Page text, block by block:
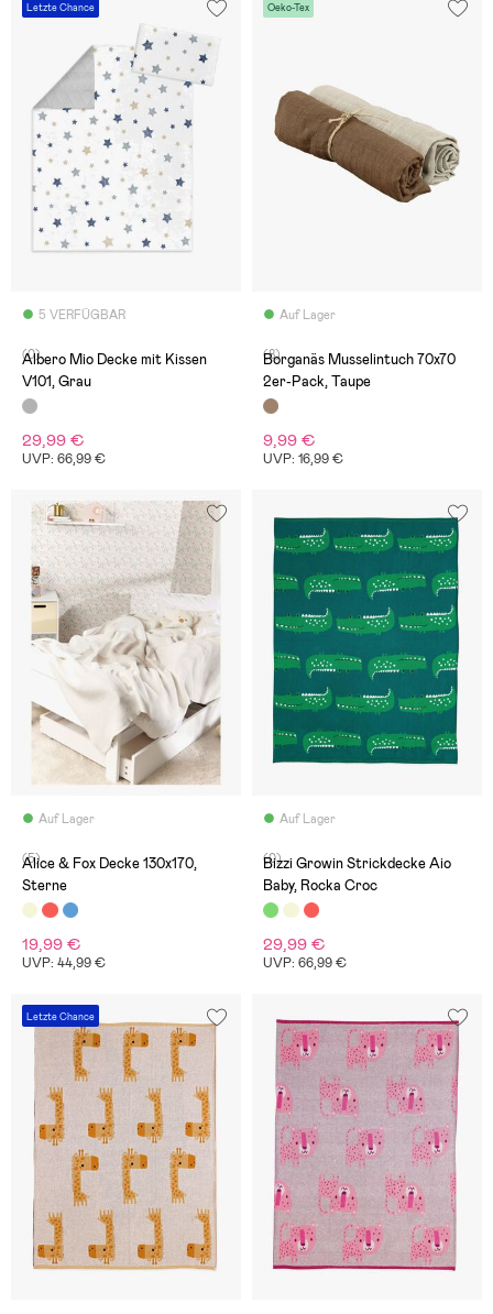
Letzte Chance
5 VERFÜGBAR
(0)
Albero Mio Decke mit Kissen
V101, Grau
29,99 €
UVP: 66,99 €
Oeko-Tex
Auf Lager
(8)
Borganäs Musselintuch 70x70
2er-Pack, Taupe
9,99 €
UVP: 16,99 €
Auf Lager
(5)
Alice & Fox Decke 130x170,
Sterne
19,99 €
UVP: 44,99 €
Auf Lager
(0)
Bizzi Growin Strickdecke Aio
Baby, Rocka Croc
29,99 €
UVP: 66,99 €
Letzte Chance